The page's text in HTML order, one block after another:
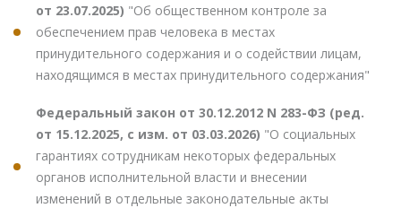
от 23.07.2025) "Об общественном контроле за
обеспечением прав человека в местах
принудительного содержания и о содействии лицам,
находящимся в местах принудительного содержания"
Федеральный закон от 30.12.2012 N 283-ФЗ (ред.
от 15.12.2025, с изм. от 03.03.2026) "О социальных
гарантиях сотрудникам некоторых федеральных
органов исполнительной власти и внесении
изменений в отдельные законодательные акты